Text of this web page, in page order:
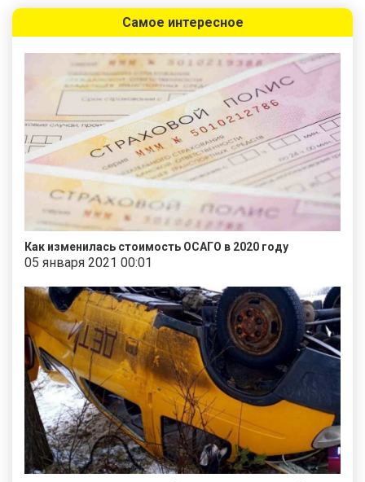
Самое интересное
Как изменилась стоимость ОСАГО в 2020 году
05 января 2021 00:01